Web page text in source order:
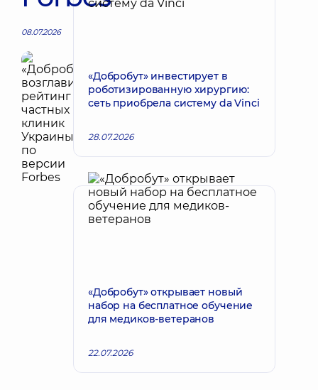
08.07.2026
«Добробут» инвестирует в
роботизированную хирургию:
сеть приобрела систему da Vinci
28.07.2026
«Добробут» открывает новый
набор на бесплатное обучение
для медиков-ветеранов
22.07.2026